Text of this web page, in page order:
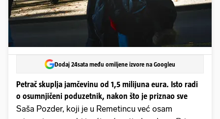
Dodaj 24sata među omiljene izvore na Googleu
Petrač skuplja jamčevinu od 1,5 milijuna eura. Isto radi
o osumnjičeni poduzetnik, nakon što je priznao sve
Saša Pozder, koji je u Remetincu već osam